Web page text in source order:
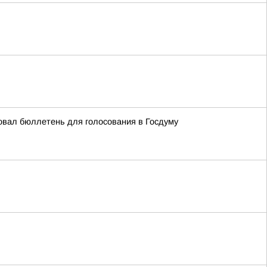
бюллетень для голосования в Госдуму